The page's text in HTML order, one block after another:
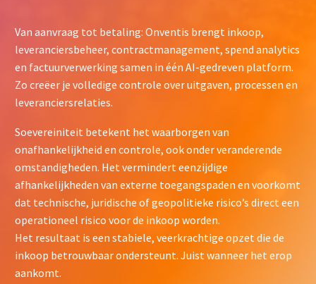
COMPLIANT WITH THE EU AI ACT
Van aanvraag tot betaling: Onventis brengt inkoop,
leveranciersbeheer, contractmanagement, spend analytics
en factuurverwerking samen in één AI-gedreven platform.
Zo creëer je volledige controle over uitgaven, processen en
leveranciersrelaties.
Soevereiniteit betekent het waarborgen van
onafhankelijkheid en controle, ook onder veranderende
omstandigheden. Het vermindert eenzijdige
afhankelijkheden van externe toegangspaden en voorkomt
dat technische, juridische of geopolitieke risico’s direct een
operationeel risico voor de inkoop worden.
Het resultaat is een stabiele, veerkrachtige opzet die de
inkoop betrouwbaar ondersteunt. Juist wanneer het erop
aankomt.